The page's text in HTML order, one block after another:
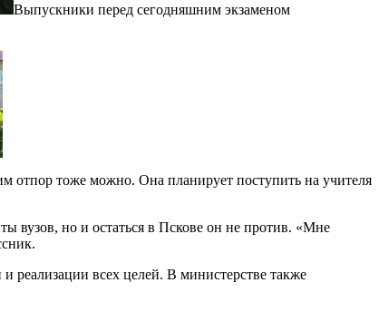
Выпускники перед сегодняшним экзаменом
отпор тоже можно. Она планирует поступить на учителя
вузов, но и остаться в Пскове он не против. «Мне
реализации всех целей. В министерстве также